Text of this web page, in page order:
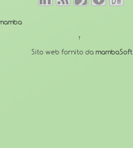
↑
Sito web fornito da mambaSoft